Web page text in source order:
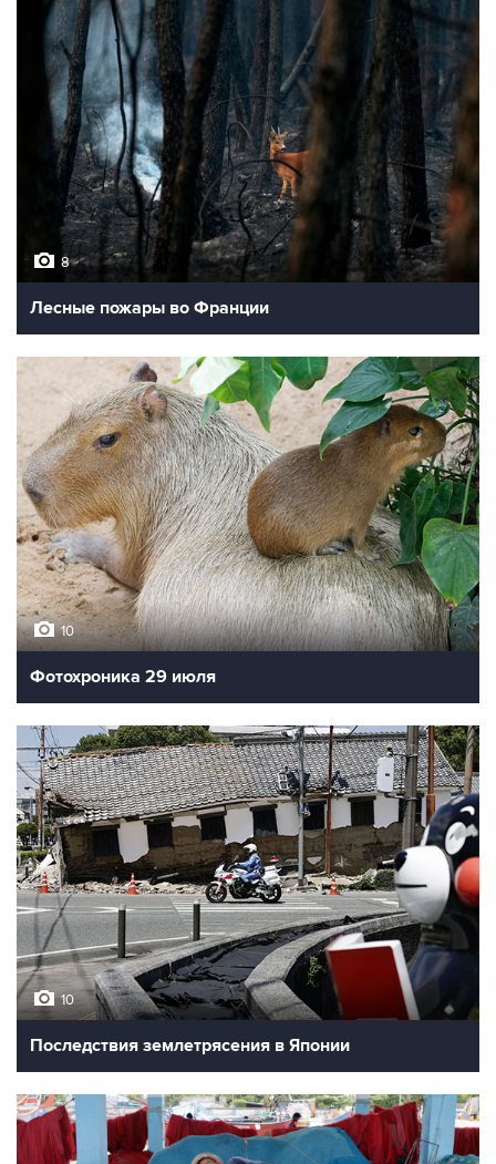
8
Лесные пожары во Франции
10
Фотохроника 29 июля
10
Последствия землетрясения в Японии